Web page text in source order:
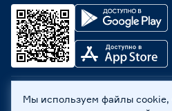
ООО «Бауцентр Рус» 2004 -
Мы используем файлы cookie,